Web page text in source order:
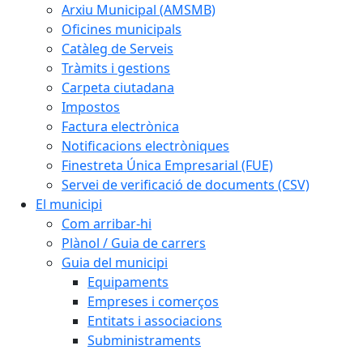
Arxiu Municipal (AMSMB)
Oficines municipals
Catàleg de Serveis
Tràmits i gestions
Carpeta ciutadana
Impostos
Factura electrònica
Notificacions electròniques
Finestreta Única Empresarial (FUE)
Servei de verificació de documents (CSV)
El municipi
Com arribar-hi
Plànol / Guia de carrers
Guia del municipi
Equipaments
Empreses i comerços
Entitats i associacions
Subministraments